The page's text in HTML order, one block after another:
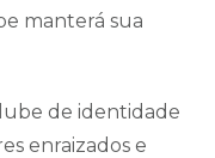
manterá sua
de identidade
enraizados e